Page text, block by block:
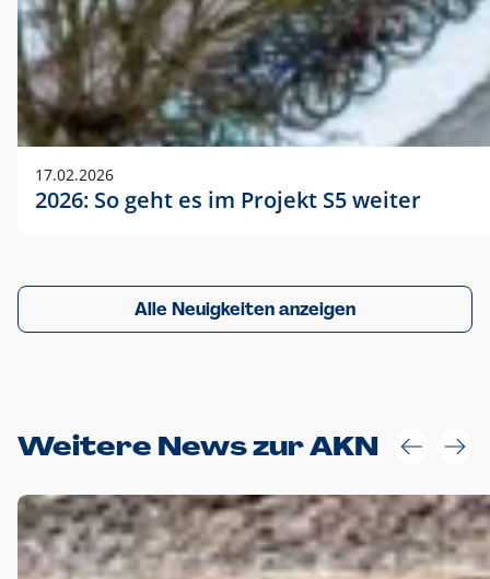
17.02.2026
2026: So geht es im Projekt S5 weiter
Alle Neuigkeiten anzeigen
Weitere News zur AKN